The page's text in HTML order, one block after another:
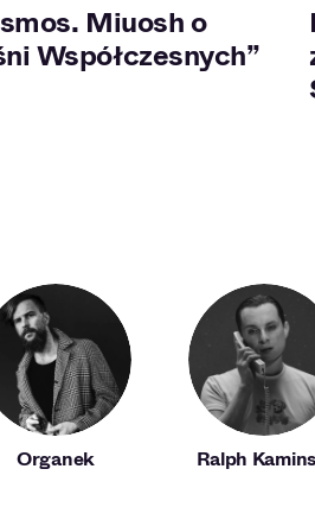
Miuosh o
Współczesnych”
Organek Ralph